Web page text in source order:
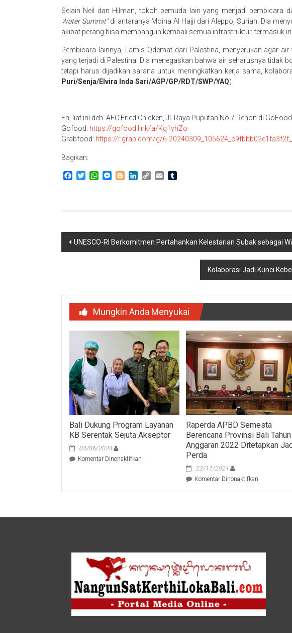
Selain Neil dan Hilman, tokoh pemuda lain yang menjadi pembicara
Water Summit”di antaranya Moina Al Hajji dari Aleppo, Suriah. Dia
akibat perang bisa membangun kembali semua infrastruktur, termasuk
Pembicara lainnya, Lamis Qdemat dari Palestina, menyerukan agar
yang terjadi di Palestina. Dia menegaskan bahwa air seharusnya tidak
tetapi harus dijadikan sarana untuk meningkatkan kerja sama,
Puri/Senja/Elvira Inda Sari/AGP/GP/RDT/SWP/YAQ)
Eh, liat ini deh. AFC Fried Chicken, Jl. Raya Puputan No.7 Renon di GoFood.
Gofood: https://gofood.link/a/Kg1yhZo
Grabfood: https://r.grab.com/g/6-
Bagikan:
Facebook
TwitterWhatsApp
Messenger
BloggerLinkedIn
Copy Email
Navigasi
UNESCO-RI Berkomitmen Pertahankan Kelestarian Subak sebagai
Kolaborasi Jadi Kunci
Mungkin Anda Menyukai
Bali Dukung Program Layanan
KB Serentak Sejuta Akseptor
04/06/2024
Komentar Dinonaktifkan
Raperda APBD Semesta
Berencana Provinsi Bali Tahun
Anggaran 2022 Ditetapkan
Perda
22/11/2021
Komentar Dinonaktifkan
Anggaran
Perda